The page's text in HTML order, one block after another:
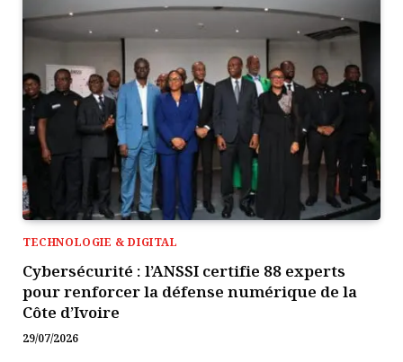
TECHNOLOGIE & DIGITAL
Cybersécurité : l’ANSSI certifie 88 experts
pour renforcer la défense numérique de la
Côte d’Ivoire
29/07/2026